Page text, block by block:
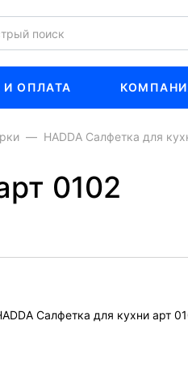
И ОПЛАТА
HADDA Салфетка для
0102
Салфетка для кухни арт